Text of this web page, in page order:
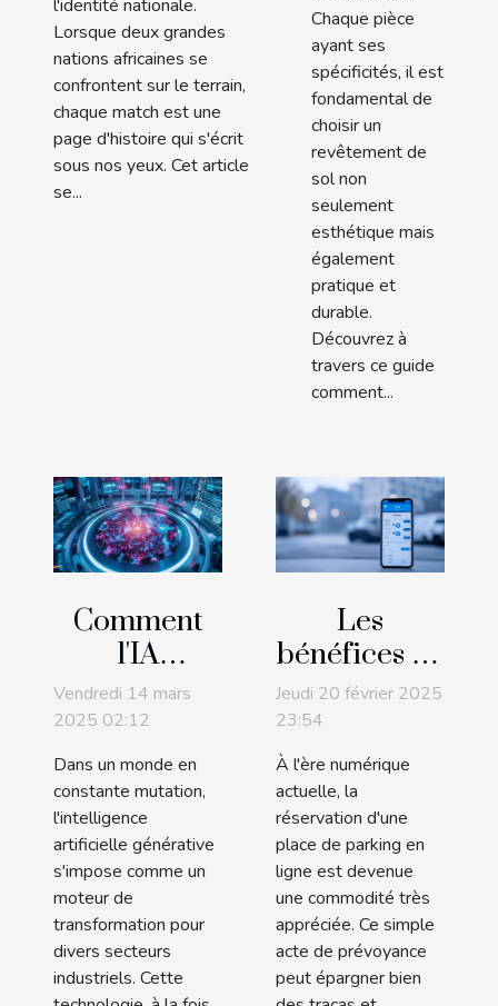
l'identité nationale.
Lorsque deux grandes
nations africaines se
confrontent sur le terrain,
chaque match est une
page d'histoire qui s'écrit
sous nos yeux. Cet article
se...
Chaque pièce
ayant ses
spécificités, il est
fondamental de
choisir un
revêtement de
sol non
seulement
esthétique mais
également
pratique et
durable.
Découvrez à
travers ce guide
comment...
Comment
l'IA
générative
transforme-
t-elle les
industries
modernes ?
Vendredi 14 mars
2025 02:12
Dans un monde en
constante mutation,
l'intelligence
artificielle générative
s'impose comme un
moteur de
transformation pour
divers secteurs
industriels. Cette
Les
bénéfices de
réserver
votre place
de parking
en ligne
Jeudi 20 février 2025
23:54
À l'ère numérique
actuelle, la
réservation d'une
place de parking en
ligne est devenue
une commodité très
appréciée. Ce simple
acte de prévoyance
peut épargner bien